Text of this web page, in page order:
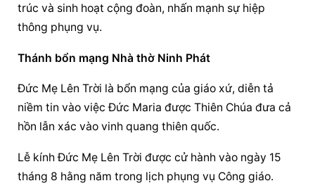
trúc và sinh hoạt cộng đoàn, nhấn mạnh sự hiệp
thông phụng vụ.
Thánh bổn mạng Nhà thờ Ninh Phát
Đức Mẹ Lên Trời là bổn mạng của giáo xứ, diễn tả
niềm tin vào việc Đức Maria được Thiên Chúa đưa cả
hồn lẫn xác vào vinh quang thiên quốc.
Lễ kính Đức Mẹ Lên Trời được cử hành vào ngày 15
tháng 8 hằng năm trong lịch phụng vụ Công giáo.